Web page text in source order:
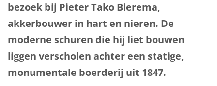
bezoek bij Pieter Tako Bierema,
akkerbouwer in hart en nieren. De
moderne schuren die hij liet bouwen
liggen verscholen achter een statige,
monumentale boerderij uit 1847.